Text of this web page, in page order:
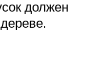
должен